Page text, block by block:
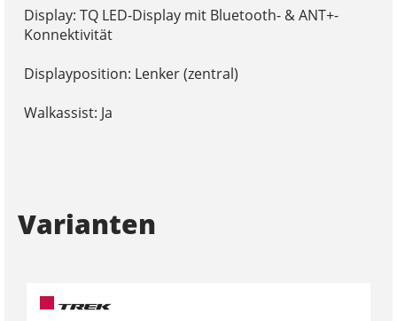
Display: TQ LED-Display mit Bluetooth- & ANT+-
Konnektivität
Displayposition: Lenker (zentral)
Walkassist: Ja
Varianten